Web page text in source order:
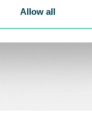
Allow all